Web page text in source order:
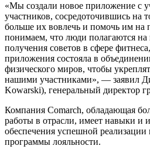
«Мы создали новое приложение с
участников, сосредоточившись
больше их вовлечь и помочь им
понимаем, что люди полагаются
получения советов в сфере
приложения состояла в
физического миров, чтобы
нашими участниками», — заявил
Kowarski), генеральный директор
Компания Comarch, обладающая
работы в отрасли, имеет навыки и
обеспечения успешной реализации
программы лояльности.